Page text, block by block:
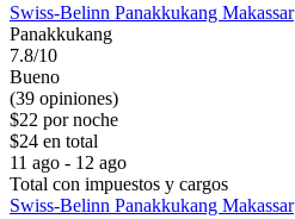
Swiss-Belinn Panakkukang Makassar
Panakkukang
7.8/10
Bueno
(39 opiniones)
$22 por noche
$24 en total
11 ago - 12 ago
Total con impuestos y cargos
Swiss-Belinn Panakkukang Makassar